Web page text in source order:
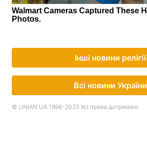
Інші новини релігії
Всі новини України
© UNIAN.UA 1998-2025 Усі права дотримані.